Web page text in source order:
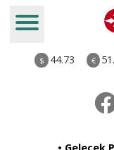
$ 44.73 €
• Gelecek